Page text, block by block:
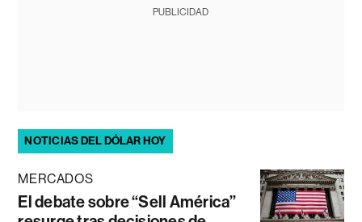
PUBLICIDAD
NOTICIAS DEL DÓLAR HOY
MERCADOS
El debate sobre “Sell América”